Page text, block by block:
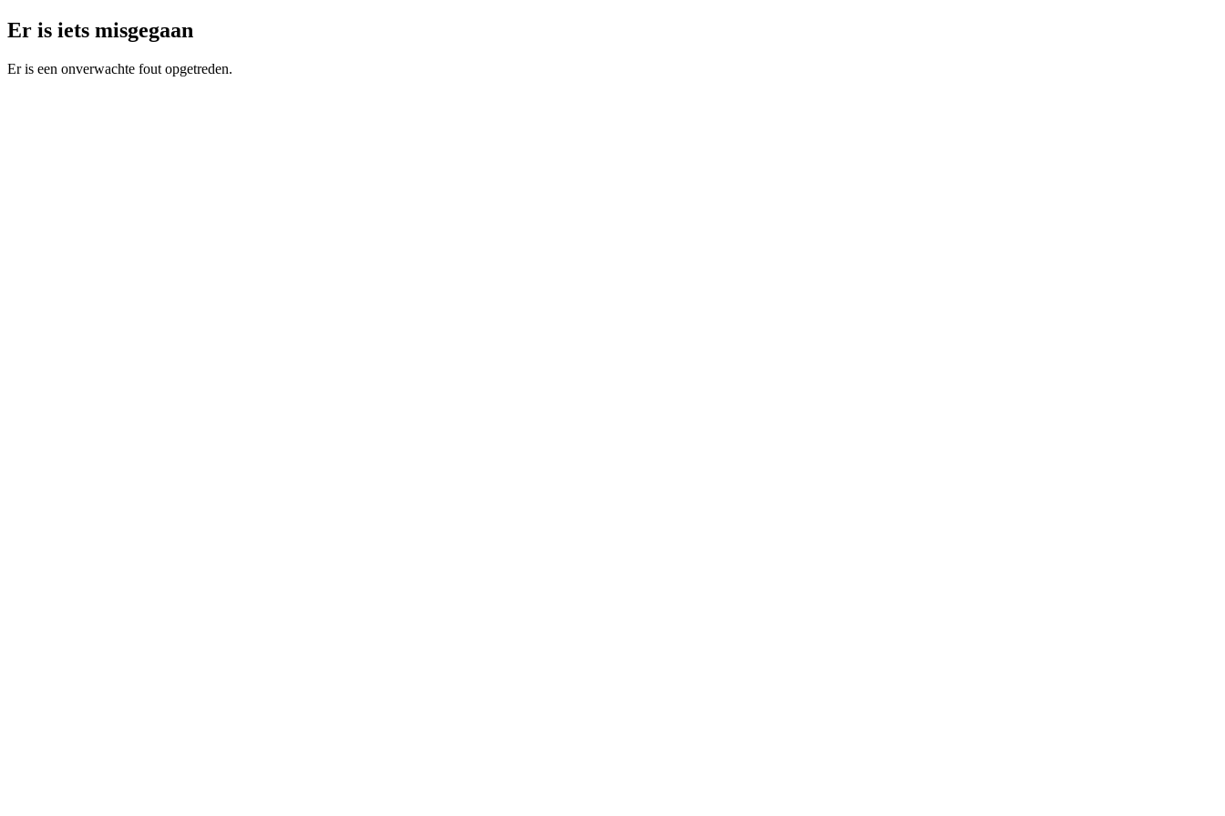
Er is iets misgegaan
Er is een onverwachte fout opgetreden.